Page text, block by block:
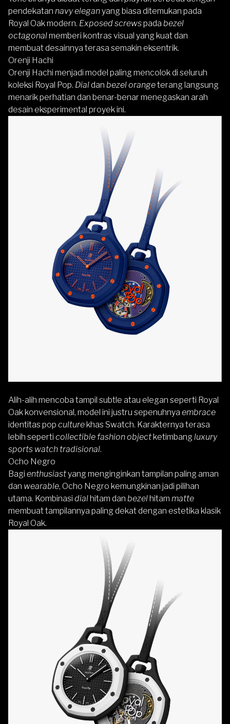
pendekatan navy eleganyang biasa ditemukan pada
Royal Oak modern. Exposed screwspada bezel
octagonalmemberi kontras visual yang kuat dan
membuat desainnya terasa semakin eksentrik.
Orenji Hachi
Orenji Hachi menjadi model paling mencolok di seluruh
koleksi Royal Pop. Dialdan bezel orangeterang langsung
menarik perhatian dan benar-benar menegaskan arah
desain eksperimental proyek ini.
Alih-alih mencoba tampil subtle atau elegan seperti Royal
Oak konvensional, model ini justru sepenuhnya embrace
identitas pop culture khas Swatch. Karakternya terasa
lebih seperti collectible fashion object ketimbang luxury
sports watch tradisional.
Ocho Negro
Bagi enthusiastyang menginginkan tampilan paling aman
dan wearable, Ocho Negro kemungkinan jadi pilihan
utama. Kombinasi dial hitam dan bezel hitam matte
membuat tampilannya paling dekat dengan estetika klasik
Royal Oak.